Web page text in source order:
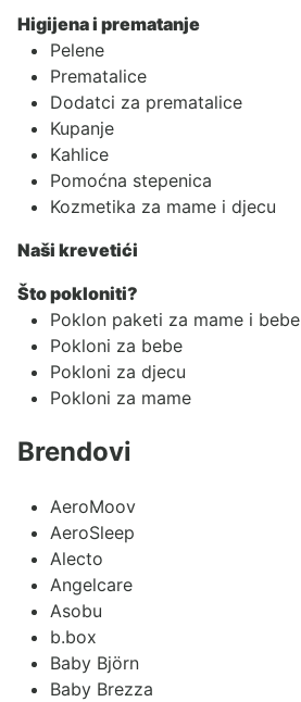
Higijena i prematanje
Pelene
Prematalice
Dodatci za prematalice
Kupanje
Kahlice
Pomoćna stepenica
Kozmetika za mame i djecu
Naši krevetići
Što pokloniti?
Poklon paketi za mame i bebe
Pokloni za bebe
Pokloni za djecu
Pokloni za mame
Brendovi
AeroMoov
AeroSleep
Alecto
Angelcare
Asobu
b.box
Baby Björn
Baby Brezza